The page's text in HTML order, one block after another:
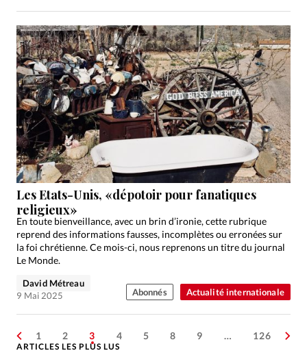
Actualité internationale
Les Etats-Unis, «dépotoir pour fanatiques
religieux»
En toute bienveillance, avec un brin d’ironie, cette rubrique
reprend des informations fausses, incomplètes ou erronées sur
la foi chrétienne. Ce mois-ci, nous reprenons un titre du journal
Le Monde.
David Métreau
9 Mai 2025
Abonnés
1 2 3 4 5 8 9 … 126
ARTICLES LES PLUS LUS